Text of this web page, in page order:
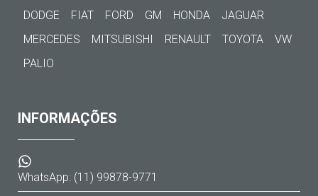
DODGE
FIAT FORD GM HONDA
JAGUAR
MERCEDES
MITSUBISHI RENAULT TOYOTA
VW
PALIO
INFORMAÇÕES
WhatsApp: (11) 99878-9771